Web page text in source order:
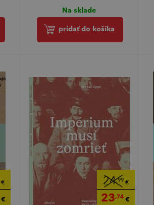
Na sklade
pridať do košíka
€
€
24,99 €
23,74 €